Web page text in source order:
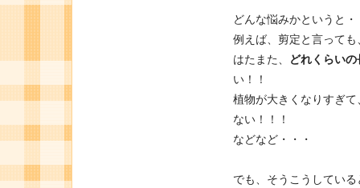
どんな悩みかというと・
例えば、剪定と言っても
はたまた、
どれくらい
い！！
植物が大きくなりすぎて
ない！！！
などなど・・・
でも、そうこうしてい